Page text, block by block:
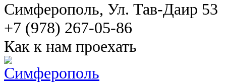
Симферополь, Ул. Тав-Даир 53
+7 (978) 267-05-86
Как к нам проехать